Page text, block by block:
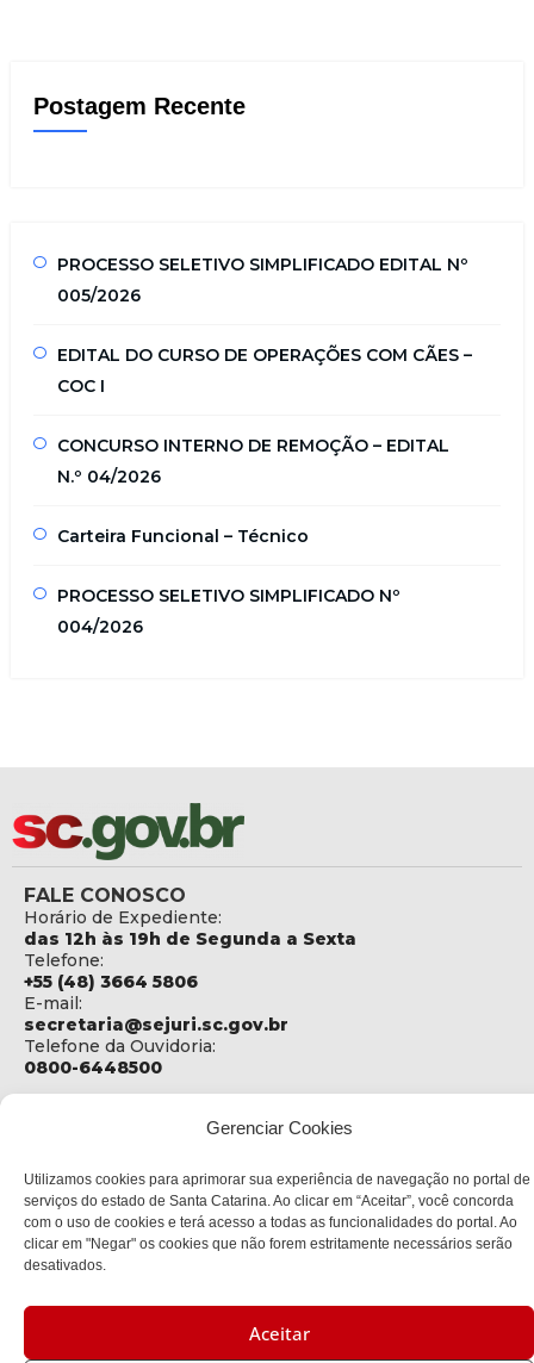
Gerenciar Cookies
Utilizamos cookies para aprimorar sua experiência de navegação no portal de
serviços do estado de Santa Catarina. Ao clicar em “Aceitar”, você concorda
com o uso de cookies e terá acesso a todas as funcionalidades do portal. Ao
clicar em "Negar" os cookies que não forem estritamente necessários serão
desativados.
Aceitar
Postagem Recente
PROCESSO SELETIVO SIMPLIFICADO EDITAL Nº
005/2026
EDITAL DO CURSO DE OPERAÇÕES COM CÃES –
COC I
CONCURSO INTERNO DE REMOÇÃO – EDITAL
N.º 04/2026
Carteira Funcional – Técnico
PROCESSO SELETIVO SIMPLIFICADO Nº
004/2026
FALE CONOSCO
Horário de Expediente:
das 12h às 19h de Segunda a Sexta
Telefone:
+55 (48) 3664 5806
E-mail:
secretaria@sejuri.sc.gov.br
Telefone da Ouvidoria:
0800-6448500
SEJURI - Secretaria de Estado de Justiça e Reintegração
Rua Fúlvio Aducci, 1214 - Loja 06
Bairro:
Estreito - Florianópolis - SC
CEP: